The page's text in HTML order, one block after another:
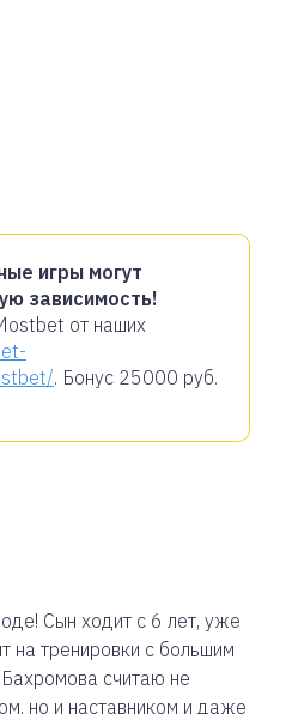
игры могут
зависимость!
от наших
. Бонус 25000 руб.
Сын ходит с 6 лет, уже
на тренировки с большим
считаю не
но и наставником и даже